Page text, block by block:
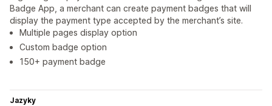
Badge App, a merchant can create payment badges that will
display the payment type accepted by the merchant’s site.
Multiple pages display option
Custom badge option
150+ payment badge
Jazyky